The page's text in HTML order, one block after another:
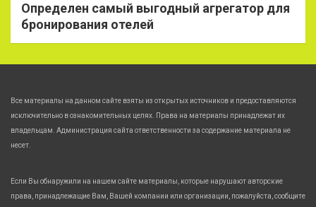
Определен самый выгодный агрегатор для
бронирования отелей
Все материалы на данном сайте взяты из открытых источников и предоставляются
исключительно в ознакомительных целях. Права на материалы принадлежат их
владельцам. Администрация сайта ответственности за содержание материала не
несет.
Если Вы обнаружили на нашем сайте материалы, которые нарушают авторские
права, принадлежащие Вам, Вашей компании или организации, пожалуйста, сообщите